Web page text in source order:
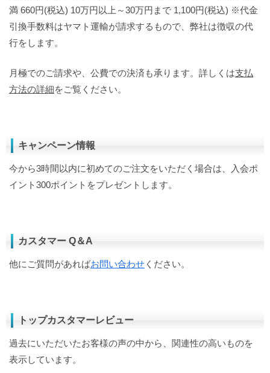
満 660円(税込) 10万円以上～30万円まで 1,100円(税込) ※代金
引換手数料はヤマト運輸が請求するもので、弊社は徴収の代
行をします。
月極でのご請求や、公費での決済も承ります。詳しくは支払
方法の詳細をご覧ください。
キャンペーン情報
今から3時間以内に初めてのご注文をいただく場合は、入会ポ
イント300ポイントをプレゼントします。
カスタマー Q＆A
他にご質問があればお問い合わせ ください。
トップカスタマーレビュー
過去にいただいたお客様の声の中から、関連性の高いものを
表示しています。